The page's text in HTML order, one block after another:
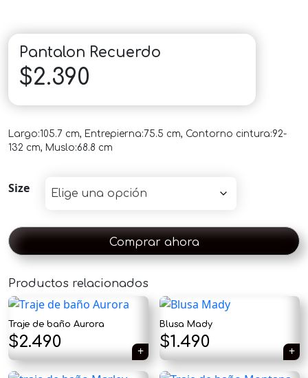
Pantalon Recuerdo
$2.390
Largo:105.7 cm, Entrepierna:75.5 cm, Contorno cintura:92-
132 cm, Muslo:68.8 cm
Size
Comprar ahora
Productos relacionados
Traje de baño Aurora
$2.490
Blusa Mady
El
precio
$1.490El
precio